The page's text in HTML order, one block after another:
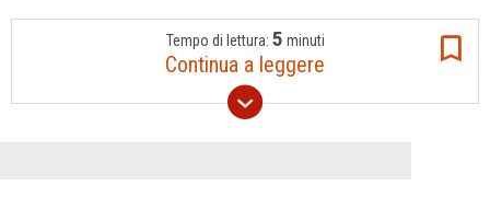
Tempo di lettura: 5 minuti
Continua a leggere